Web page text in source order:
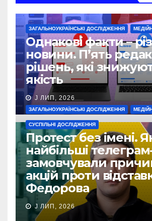
ЗАГАЛЬНОУКРАЇНСЬКІ ДОСЛІДЖЕННЯ
Однакові факти –
новини. П’ять
рішень, які
якість
J ЛИП, 2026
ЗАГАЛЬНОУКРАЇНСЬКІ ДОСЛІДЖЕННЯ
СУСПІЛЬНІ ДОСЛІДЖЕННЯ
Протест без імені.
найбільші
замовчували
акцій проти
Федорова
J ЛИП, 2026